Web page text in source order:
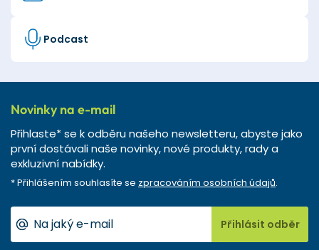
Podcast
Novinky na e-mail
Přihlaste* se k odběru našeho newsletteru, abyste jako
první dostávali naše novinky, nové produkty, rady a
exkluzivní nabídky.
* Přihlášením souhlasíte se zpracováním osobních údajů.
Přihlásit odběr